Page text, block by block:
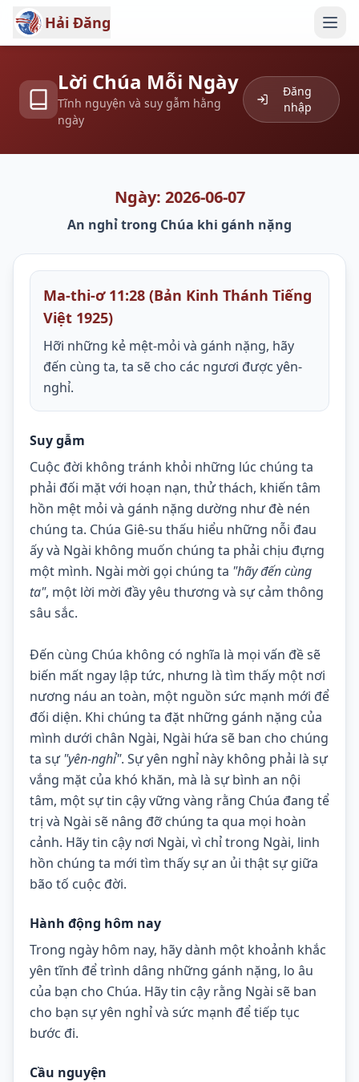
Hải Đăng
Lời Chúa Mỗi Ngày
Tĩnh nguyện và suy gẫm hằng
ngày
Đăng
nhập
Ngày: 2026-06-07
An nghỉ trong Chúa khi gánh nặng
Ma-thi-ơ 11:28 (Bản Kinh Thánh Tiếng
Việt 1925)
Hỡi những kẻ mệt-mỏi và gánh nặng, hãy
đến cùng ta, ta sẽ cho các ngươi được yên-
nghỉ.
Suy gẫm
Cuộc đời không tránh khỏi những lúc chúng ta
phải đối mặt với hoạn nạn, thử thách, khiến tâm
hồn mệt mỏi và gánh nặng dường như đè nén
chúng ta. Chúa Giê-su thấu hiểu những nỗi đau
ấy và Ngài không muốn chúng ta phải chịu đựng
một mình. Ngài mời gọi chúng ta "hãy đến cùng
ta", một lời mời đầy yêu thương và sự cảm thông
sâu sắc.
Đến cùng Chúa không có nghĩa là mọi vấn đề sẽ
biến mất ngay lập tức, nhưng là tìm thấy một nơi
nương náu an toàn, một nguồn sức mạnh mới để
đối diện. Khi chúng ta đặt những gánh nặng của
mình dưới chân Ngài, Ngài hứa sẽ ban cho chúng
ta sự "yên-nghỉ". Sự yên nghỉ này không phải là sự
vắng mặt của khó khăn, mà là sự bình an nội
tâm, một sự tin cậy vững vàng rằng Chúa đang tể
trị và Ngài sẽ nâng đỡ chúng ta qua mọi hoàn
cảnh. Hãy tin cậy nơi Ngài, vì chỉ trong Ngài, linh
hồn chúng ta mới tìm thấy sự an ủi thật sự giữa
bão tố cuộc đời.
Hành động hôm nay
Trong ngày hôm nay, hãy dành một khoảnh khắc
yên tĩnh để trình dâng những gánh nặng, lo âu
của bạn cho Chúa. Hãy tin cậy rằng Ngài sẽ ban
cho bạn sự yên nghỉ và sức mạnh để tiếp tục
bước đi.
Cầu nguyện